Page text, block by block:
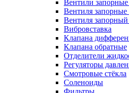
Вентили
Вентиля
Вентиля
Вибровставка
Клапана
Клапана обратные
Отделители
Регуляторы
Смотровые стёкла
Соленоиды